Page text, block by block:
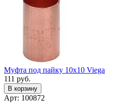
Муфта под пайку 10x10 Viega
111 руб.
В корзину
Арт: 100872